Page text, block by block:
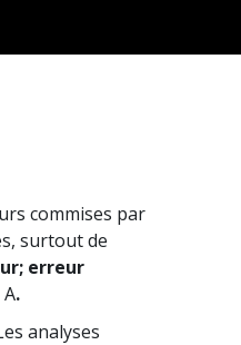
commises par
surtout de
erreur
A.
analyses